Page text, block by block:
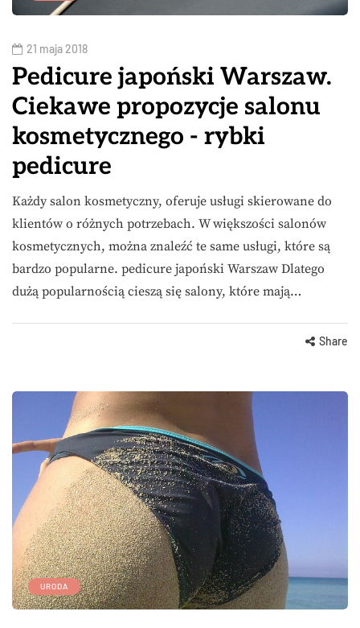
21 maja 2018
Pedicure japoński Warszaw.
Ciekawe propozycje salonu
kosmetycznego - rybki
pedicure
Każdy salon kosmetyczny, oferuje usługi skierowane do
klientów o różnych potrzebach. W większości salonów
kosmetycznych, można znaleźć te same usługi, które są
bardzo popularne. pedicure japoński Warszaw Dlatego
dużą popularnością cieszą się salony, które mają…
Share
URODA